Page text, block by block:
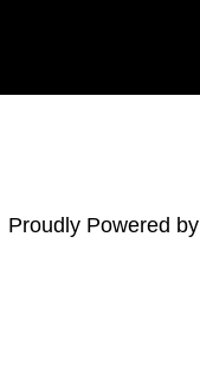
Proudly Powered by